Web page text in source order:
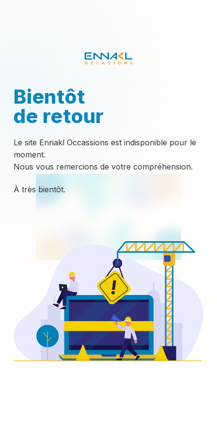
Bientôt
de retour
Le site Ennakl Occassions est indisponible pour le
moment.
Nous vous remercions de votre compréhension.
À très bientôt.